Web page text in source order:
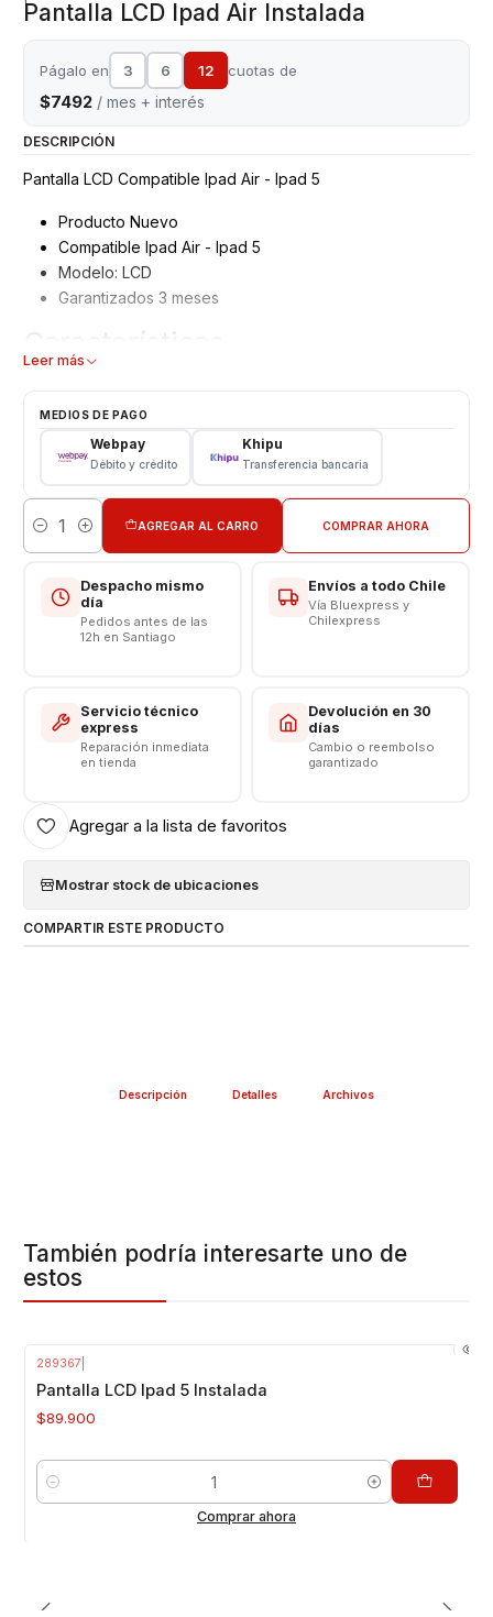
Pantalla LCD Ipad Air Instalada
Págalo en 3 6 12 cuotas de
$7492 / mes + interés
DESCRIPCIÓN
Pantalla LCD Compatible Ipad Air - Ipad 5
Producto Nuevo
Compatible Ipad Air - Ipad 5
Modelo: LCD
Garantizados 3 meses
Características
VALOR INCLUYE INSTALACION EN TIENDA
Respaldo VENTAS ELECTRONICAS
Leer más
MEDIOS DE PAGO
Webpay
Débito y crédito
Khipu
Transferencia bancaria
Cantidad
AGREGAR AL CARRO COMPRAR AHORA
Despacho mismo
día
Pedidos antes de las
12h en Santiago
Envíos a todo Chile
Vía Bluexpress y
Chilexpress
Servicio técnico
express
Reparación inmediata
en tienda
Devolución en 30
días
Cambio o reembolso
garantizado
Agregar a la lista de favoritos
Mostrar stock de ubicaciones
COMPARTIR ESTE PRODUCTO
Descripción Detalles Archivos
También podría interesarte uno de
estos
289367
Pantalla LCD Ipad 5 Instalada
$89.900
Cantidad
Comprar ahora